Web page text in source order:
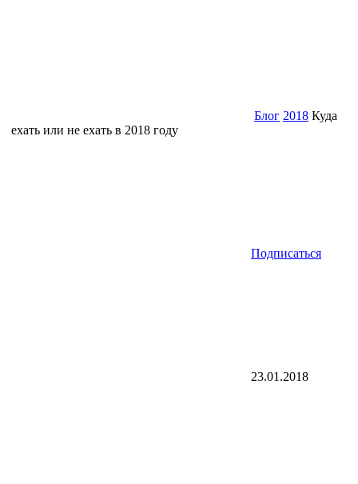
Блог 2018 Куда
ехать или не ехать в 2018 году
Подписаться
23.01.2018